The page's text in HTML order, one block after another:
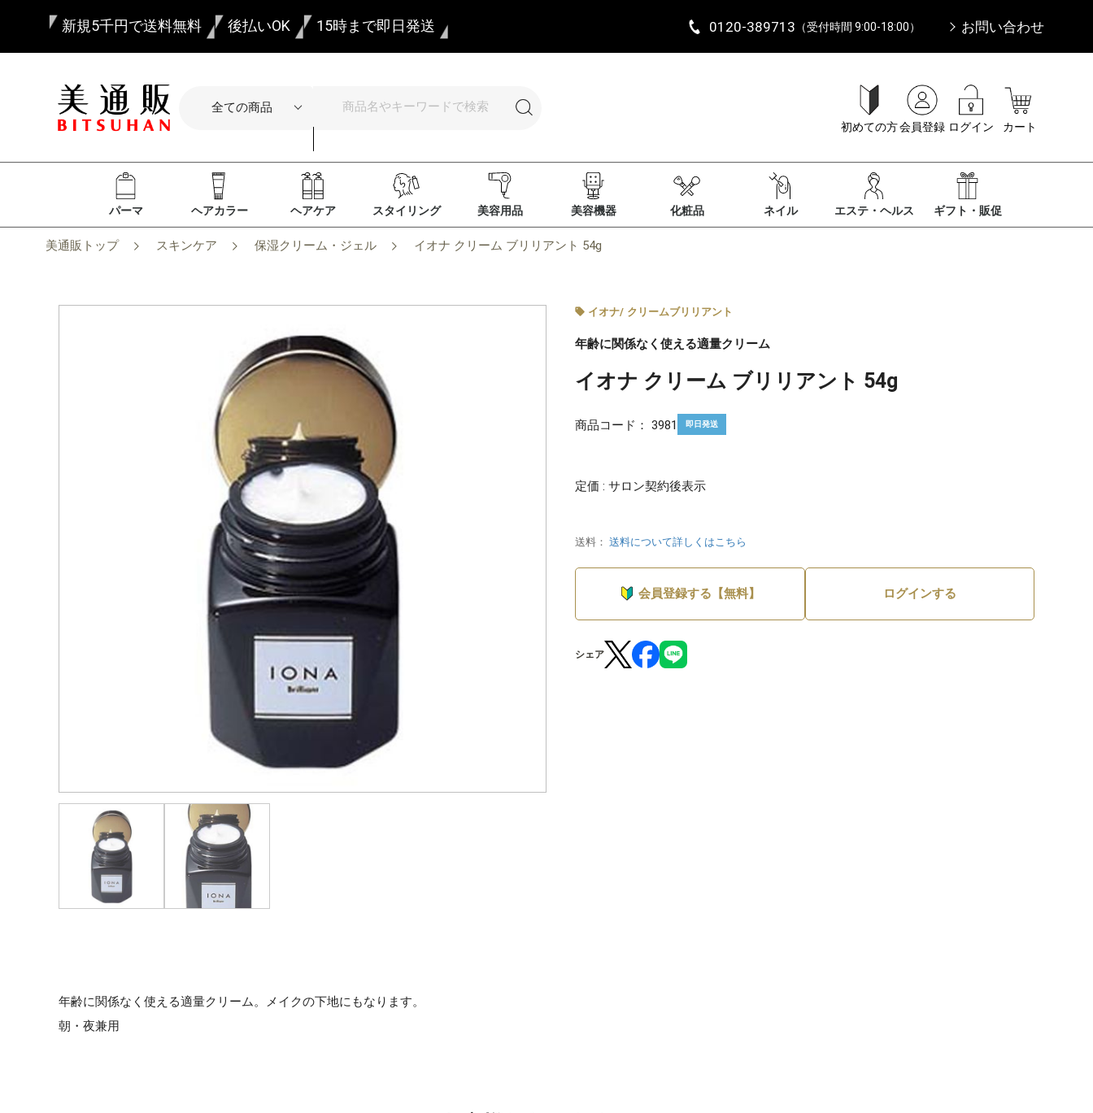
新規5千円で送料無料 後払いOK 15時まで即日発送 0120-389713 （受付時間 9:00-18:00） お問い合わせ
初めての方会員登録 ログイン カート
パーマ ヘアカラー ヘアケア スタイリング 美容用品 美容機器 化粧品 ネイル エステ・ヘルス ギフト・販促
美通販トップ スキンケア 保湿クリーム・ジェル イオナ クリーム ブリリアント 54g
イオナ/ クリームブリリアント
年齢に関係なく使える適量クリーム
イオナ クリーム ブリリアント 54g
商品コード： 3981 即日発送
定価 : サロン契約後表示
送料： 送料について詳しくはこちら
会員登録する【無料】 ログインする
シェア
年齢に関係なく使える適量クリーム。メイクの下地にもなります。
朝・夜兼用